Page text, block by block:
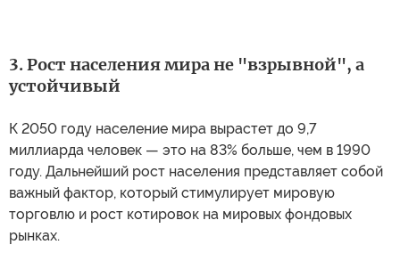
3. Рост населения мира не "взрывной", а
устойчивый
К 2050 году население мира вырастет до 9,7
миллиарда человек — это на 83% больше, чем в 1990
году. Дальнейший рост населения представляет собой
важный фактор, который стимулирует мировую
торговлю и рост котировок на мировых фондовых
рынках.